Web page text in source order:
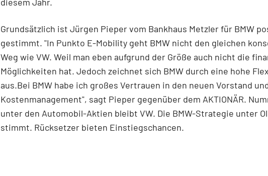
Grundsätzlich ist Jürgen Pieper vom Bankhaus Metzler für BMW
gestimmt. "In Punkto E-Mobility geht BMW nicht den gleichen
Weg wie VW. Weil man eben aufgrund der Größe auch nicht die
Möglichkeiten hat. Jedoch zeichnet sich BMW durch eine hohe
aus.Bei BMW habe ich großes Vertrauen in den neuen Vorstand
Kostenmanagement", sagt Pieper gegenüber dem AKTIONÄR.
unter den Automobil-Aktien bleibt VW. Die BMW-Strategie unter
stimmt. Rücksetzer bieten Einstiegschancen.